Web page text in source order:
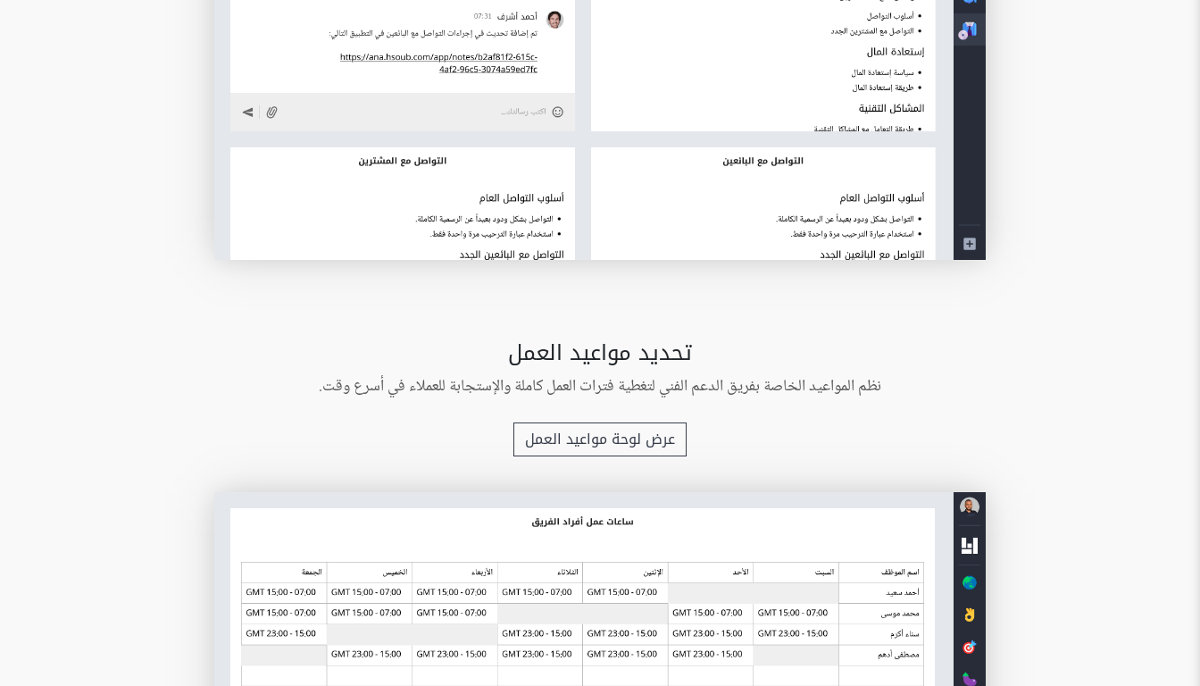
تحديد مواعيد العمل
نظم المواعيد الخاصة بفريق الدعم الفني لتغطية فترات العمل كاملة والإستجابة للعملاء في أسرع وقت.
عرض لوحة مواعيد العمل